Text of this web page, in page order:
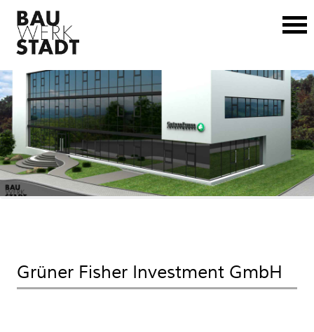
Grüner Fisher Investment GmbH